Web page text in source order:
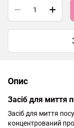
Опис
Засіб для миття
Засіб для миття
концентрований